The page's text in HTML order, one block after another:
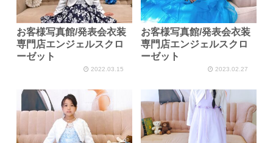
お客様写真館/発表会衣装
専門店エンジェルスクロ
ーゼット
2022.03.15
お客様写真館/発表会衣装
専門店エンジェルスクロ
ーゼット
2023.02.27